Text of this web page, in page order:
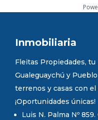
Inmobiliaria
Fleitas Propiedades,
Gualeguaychú y
terrenos y casas con
¡Oportunidades únicas!
Luis N. Palma Nº